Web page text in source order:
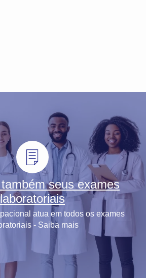
seus exames
laboratoriais
atua em todos os exames
- Saiba mais